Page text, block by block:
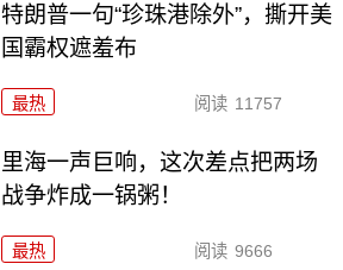
特朗普一句“珍珠港除外”，撕开美
国霸权遮羞布
最热 阅读 11757
里海一声巨响，这次差点把两场
战争炸成一锅粥！
最热 阅读 9666